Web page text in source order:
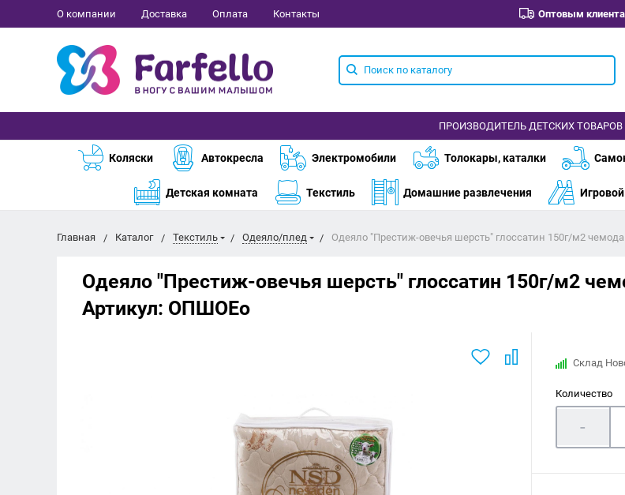
О компании Доставка Оплата Контакты Оптовым
ПРОИЗВОДИТЕЛЬ ДЕТСКИХ ТОВАРОВ
Коляски Автокресла Электромобили Толокары, каталки
Детская комната Текстиль Домашние развлечения
Главная Каталог Текстиль Одеяло/плед Одеяло "Престиж-овечья шерсть" глоссатин 150г/м2
Одеяло "Престиж-овечья шерсть" глоссатин 150г/м2
Артикул: ОПШОЕо
Склад
Количество
-